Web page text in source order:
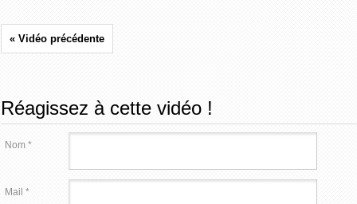
« Vidéo précédente
Réagissez à cette vidéo !
Nom *
Mail *